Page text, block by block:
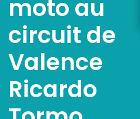
moto au
circuit de
Valence
Ricardo